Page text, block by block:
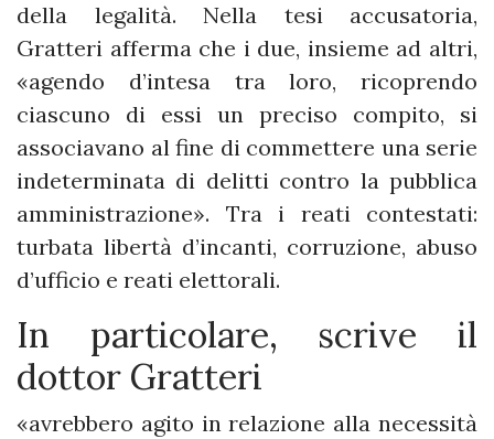
della legalità. Nella tesi accusatoria,
Gratteri afferma che i due, insieme ad altri,
«agendo d’intesa tra loro, ricoprendo
ciascuno di essi un preciso compito, si
associavano al fine di commettere una serie
indeterminata di delitti contro la pubblica
amministrazione». Tra i reati contestati:
turbata libertà d’incanti, corruzione, abuso
d’ufficio e reati elettorali.
In particolare, scrive il
dottor Gratteri
«avrebbero agito in relazione alla necessità